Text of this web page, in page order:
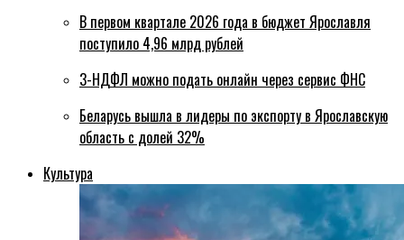
В первом квартале 2026 года в бюджет Ярославля
поступило 4,96 млрд рублей
3-НДФЛ можно подать онлайн через сервис ФНС
Беларусь вышла в лидеры по экспорту в Ярославскую
область с долей 32%
Культура